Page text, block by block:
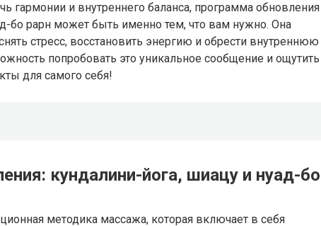
гармонии и внутреннего баланса, программа обновления
бо рарн может быть именно тем, что вам нужно. Она
стресс, восстановить энергию и обрести внутреннюю
попробовать это уникальное сообщение и ощутить
для самого себя!
кундалини-йога, шиацу и нуад-бо
методика массажа, которая включает в себя